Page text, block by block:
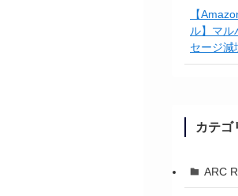
【
ル】マル
セージ減
カテゴ
ARC